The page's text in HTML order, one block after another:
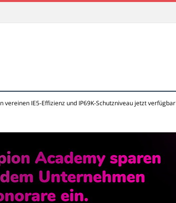
vereinen IE5-Effizienz und IP69K-Schutzniveau jetzt verfügbar